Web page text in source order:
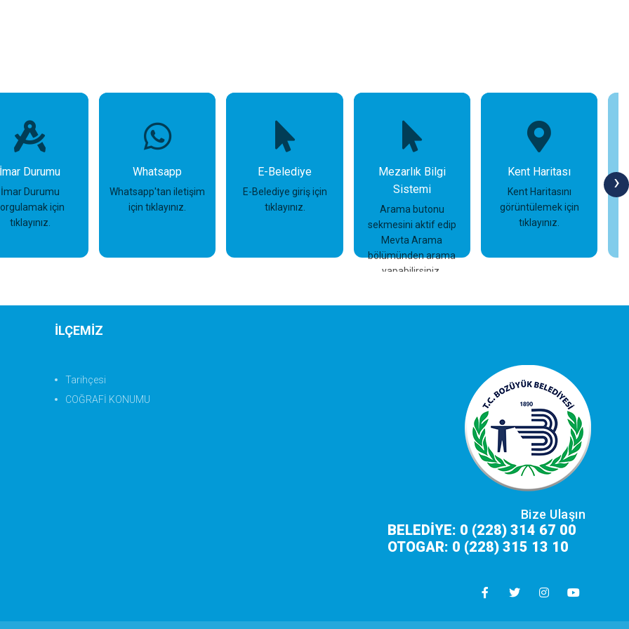
›
İmar Durumu
İmar Durumu
için
tıklayınız.
Whatsapp
Whatsapp'tan iletişim
için tıklayınız.
E-Belediye
E-Belediye giriş için
tıklayınız.
Mezarlık Bilgi
Sistemi
Arama butonu
sekmesini aktif edip
Mevta Arama
bölümünden arama
yapabilirsiniz.
İncele
Kent Haritası
Kent Haritasını
görüntülemek için
tıklayınız.
İLÇEMİZ
Tarihçesi
COĞRAFİ KONUMU
Bize Ulaşın
BELEDİYE: 0 (228) 314 67 00
OTOGAR: 0 (228) 315 13 10